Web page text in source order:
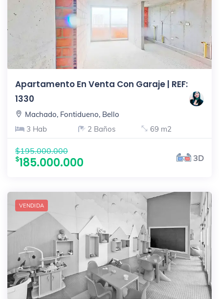
Apartamento En Venta Con Garaje | REF:
1330
Machado, Fontidueno, Bello
3 Hab
2 Baños 69 m2
$195.000.000
185.000.000 3D
VENDIDA